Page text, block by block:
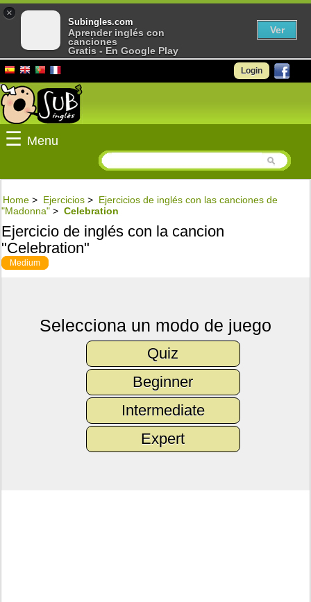
Login
☰ Menu
Home > Ejercicios > Ejercicios de inglés con las canciones de
"Madonna" > Celebration
Ejercicio de inglés con la cancion
"Celebration"
Medium
Selecciona un modo de juego
Quiz
Beginner
Intermediate
Expert
×
Subingles.com
Aprender inglés con
canciones
Gratis - En Google Play
Ver